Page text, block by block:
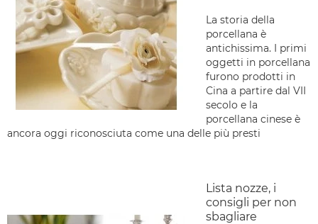
La storia della
porcellana è
antichissima. I primi
oggetti in porcellana
furono prodotti in
Cina a partire dal VII
secolo e la
porcellana cinese è
ancora oggi riconosciuta come una delle più presti
Lista nozze, i
consigli per non
sbagliare